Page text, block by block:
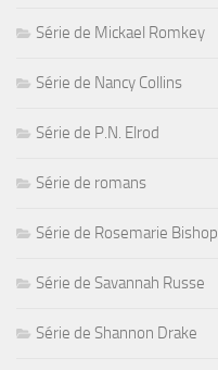
Série de Mickael Romkey
Série de Nancy Collins
Série de P.N. Elrod
Série de romans
Série de Rosemarie Bishop
Série de Savannah Russe
Série de Shannon Drake